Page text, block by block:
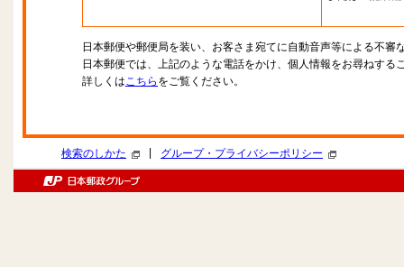
日本郵便や郵便局を装い、お客さま宛てに自動音声等による不審
日本郵便では、上記のような電話をかけ、個人情報をお尋ねする
詳しくはこちら をご覧ください。
検索のしかた グループ・プライバシーポリシー